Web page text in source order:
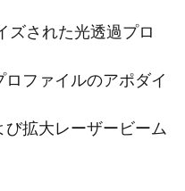
ズされた光透過プロ
ロファイルのアポダイ
拡大レーザービーム